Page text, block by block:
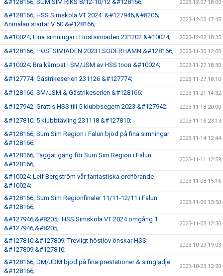
&#128166; SUM SIM RIKS 8/12-10/12 &#128166; 2023-12-07 18:00
&#128166; HSS Simskola VT 2024 &#127946;&#8205;
Anmälan startar V 50 &#128166;
2023-12-05 17:45
&#10024; Fina simningar i Höstsimiaden 231202 &#10024; 2023-12-02 18:35
&#128166; HÖSTSIMIADEN 2023 I SÖDERHAMN &#128166; 2023-11-30 12:00
&#10024; Bra kämpat i SM/JSM av HSS trion &#10024; 2023-11-27 18:30
&#127774; Gästrikeserien 231126 &#127774; 2023-11-27 18:10
&#128166; SM/JSM & Gästrikeserien &#128166; 2023-11-21 14:32
&#127942; Grattis HSS till 5 klubbsegern 2023 &#127942; 2023-11-18 20:00
&#127810; 5 klubbtävling 231118 &#127810; 2023-11-16 23:13
&#128166; Sum Sim Region i Falun bjöd på fina simningar
&#128166;
2023-11-14 12:44
&#128166; Taggat gäng för Sum Sim Region i Falun
&#128166;
2023-11-11 12:59
&#10024; Leif Bergström vår fantastiska ordförande
&#10024;
2023-11-08 15:16
&#128166; Sum Sim Regionfinaler 11/11-12/11 i Falun
&#128166;
2023-11-06 13:50
&#127946;&#8205; HSS Simskola VT 2024 omgång 1
&#127946;&#8205;
2023-11-05 12:30
&#127810;&#127809; Trevligt höstlov önskar HSS
&#127809;&#127810;
2023-10-29 19:03
&#128166; DM/JDM bjöd på fina prestationer & simglädje
&#128166;
2023-10-23 12:20